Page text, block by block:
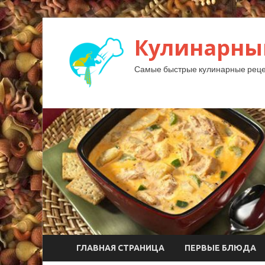
Самые быстрые кулинарные
ГЛАВНАЯ СТРАНИЦА ПЕРВЫЕ БЛЮДА